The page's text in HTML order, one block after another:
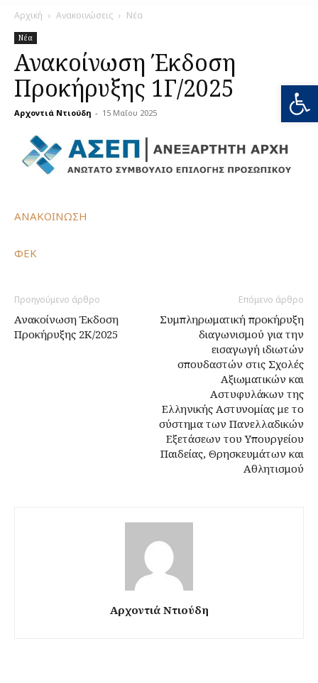
Αρχική Ανακοινώσεις Νέα
Νέα
Ανακοίνωση Έκδοση
Προκήρυξης 1Γ/2025
Αρχοντιά Ντιούδη - 15 Μαΐου 2025 0
ΑΝΑΚΟΙΝΩΣΗ
ΦΕΚ
Προηγούμενο άρθρο
Ανακοίνωση Έκδοση
Προκήρυξης 2Κ/2025
Επόμενο άρθρο
Συμπληρωματική προκήρυξη
διαγωνισμού για την
εισαγωγή ιδιωτών
σπουδαστών στις Σχολές
Αξιωματικών και
Αστυφυλάκων της
Ελληνικής Αστυνομίας με το
σύστημα των Πανελλαδικών
Εξετάσεων του Υπουργείου
Παιδείας, Θρησκευμάτων και
Αθλητισμού
Αρχοντιά Ντιούδη